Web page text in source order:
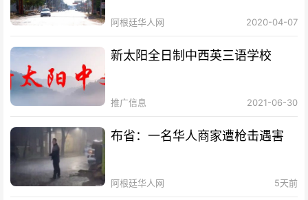
阿根廷华人网 2020-04-07
新太阳全日制中西英三语学校
推广信息 2021-06-30
布省：一名华人商家遭枪击遇害
阿根廷华人网 5天前